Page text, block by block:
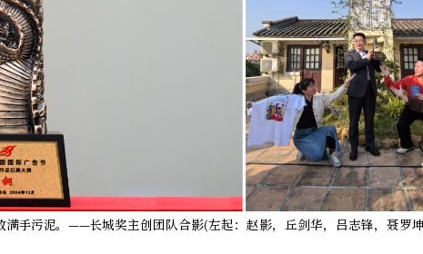
满手污泥。——长城奖主创团队合影(左起：赵影，丘剑华，吕志锋，聂罗坤